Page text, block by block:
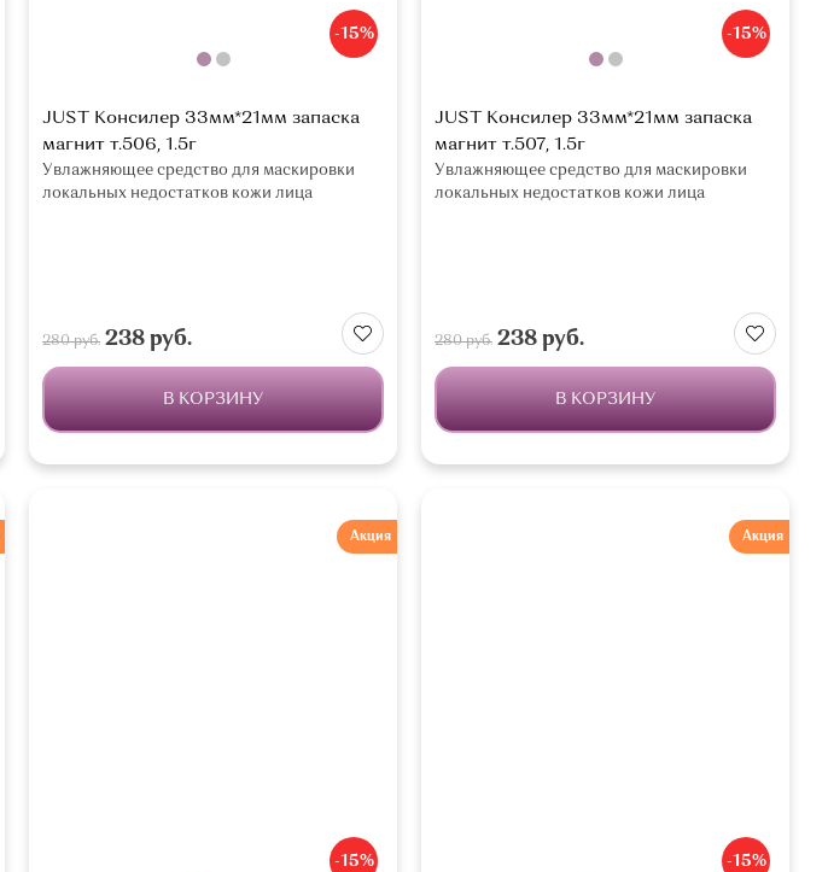
-15%
JUST Консилер 33мм*21мм запаска
магнит т.506, 1.5г
Увлажняющее средство для маскировки
локальных недостатков кожи лица
280 руб. 238 руб.
В КОРЗИНУ
-15%
JUST Консилер 33мм*21мм запаска
магнит т.507, 1.5г
Увлажняющее средство для маскировки
локальных недостатков кожи лица
280 руб. 238 руб.
В КОРЗИНУ
-15%
Акция
-15%
Акция